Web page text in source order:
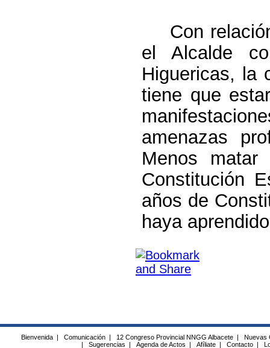
Con
el Alcalde
Higuericas, la
tiene que
amenazas
Menos
Constitución
años de
haya
Bienvenida | Comunicación | 12 Congreso Provincial NNGG Albacete |
Nuevas
|
Sugerencias | Agenda de Actos | Afíliate | Contacto |